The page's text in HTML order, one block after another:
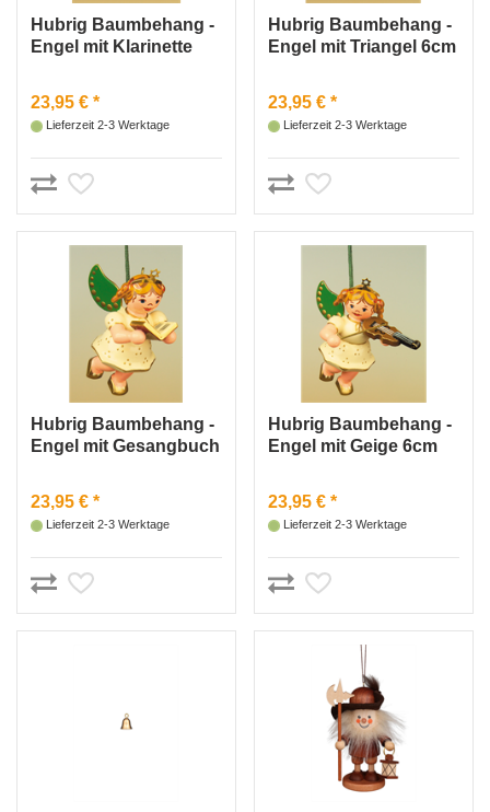
Hubrig Baumbehang -
Engel mit Klarinette
23,95 € *
Lieferzeit 2-3 Werktage
Hubrig Baumbehang -
Engel mit Triangel 6cm
23,95 € *
Lieferzeit 2-3 Werktage
Hubrig Baumbehang -
Engel mit Gesangbuch
23,95 € *
Lieferzeit 2-3 Werktage
Hubrig Baumbehang -
Engel mit Geige 6cm
23,95 € *
Lieferzeit 2-3 Werktage